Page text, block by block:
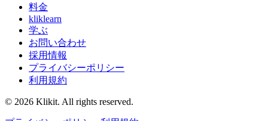
料金
kliklearn
学ぶ
お問い合わせ
採用情報
プライバシーポリシー
利用規約
© 2026 Klikit. All rights reserved.